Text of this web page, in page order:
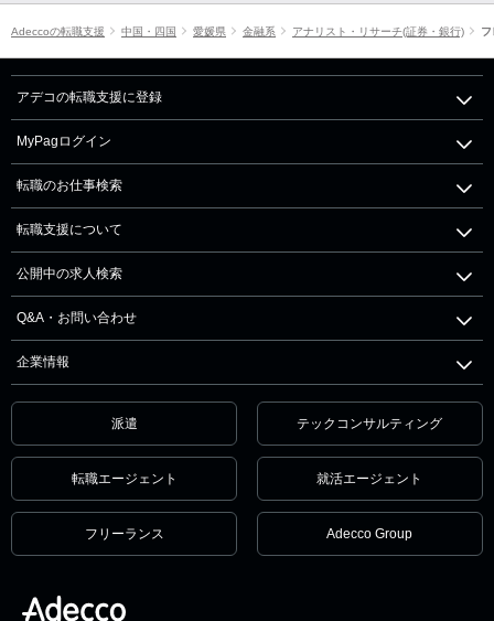
Adeccoの転職支援 中国・四国 愛媛県 金融系 アナリスト・リサーチ(証券・銀行)
アデコの転職支援に登録
MyPagログイン
転職のお仕事検索
転職支援について
公開中の求人検索
Q&A・お問い合わせ
企業情報
派遣 テックコンサルティング
転職エージェント 就活エージェント
フリーランス Adecco Group